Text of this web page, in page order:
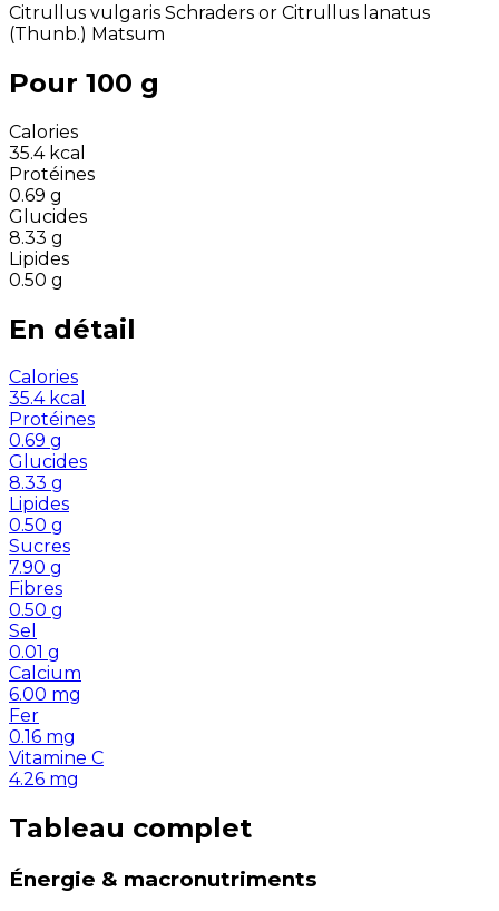
Citrullus vulgaris Schraders or Citrullus lanatus
(Thunb.) Matsum
Pour 100 g
Calories
35.4 kcal
Protéines
0.69 g
Glucides
8.33 g
Lipides
0.50 g
En détail
Calories
35.4 kcal
Protéines
0.69 g
Glucides
8.33 g
Lipides
0.50 g
Sucres
7.90 g
Fibres
0.50 g
Sel
0.01 g
Calcium
6.00 mg
Fer
0.16 mg
Vitamine C
4.26 mg
Tableau complet
Énergie & macronutriments